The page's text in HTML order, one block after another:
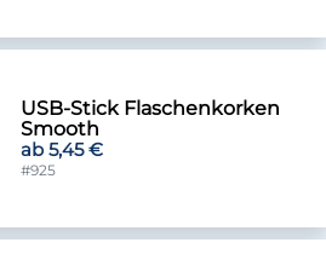
USB-Stick Flaschenkorken
Smooth
ab 5,45 €
#925